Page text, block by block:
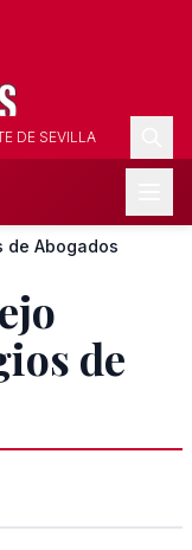
DE SEVILLA
de Abogados
de